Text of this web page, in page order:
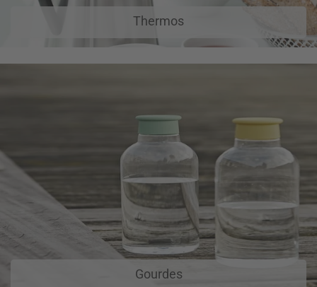
Thermos
Gourdes